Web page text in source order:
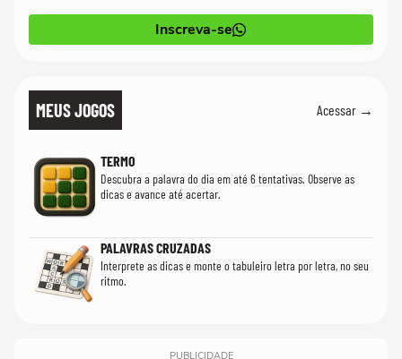
Inscreva-se
MEUS JOGOS Acessar →
TERMO
Descubra a palavra do dia em até 6 tentativas. Observe as
dicas e avance até acertar.
PALAVRAS CRUZADAS
Interprete as dicas e monte o tabuleiro letra por letra, no seu
ritmo.
PUBLICIDADE